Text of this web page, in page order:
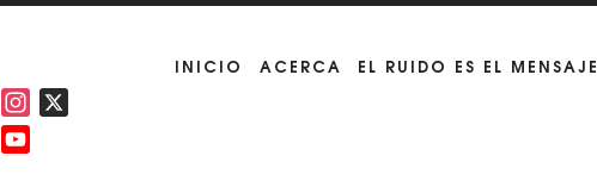
INICIO ACERCA EL RUIDO ES EL MENSAJE
FacebookInstagram